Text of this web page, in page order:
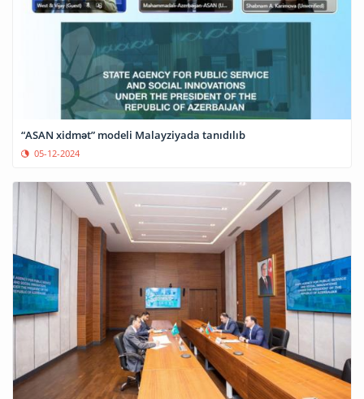
“ASAN xidmət” modeli Malayziyada tanıdılıb
05-12-2024